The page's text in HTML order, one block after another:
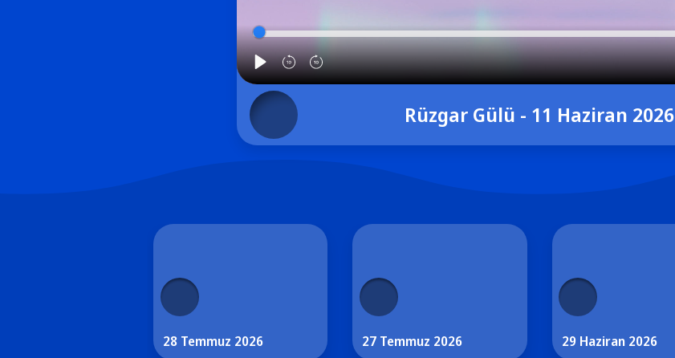
Rüzgar Gülü - 11 Haziran 2026
28 Temmuz 2026 27 Temmuz 2026 29 Haziran 2026